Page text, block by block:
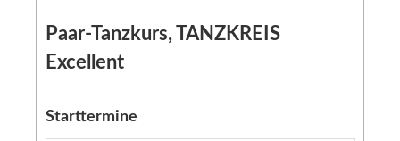
Paar-Tanzkurs, TANZKREIS
Excellent
Starttermine